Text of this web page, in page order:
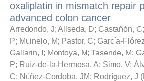
oxaliplatin in mismatch repair
advanced colon cancer
Arredondo, J; Aliseda, D; Castañón, C;
P; Muinelo, M; Pastor, C; García-
Gallarin, I ; Montoya, M; Tasende, M;
P; Ruiz-de-la-Hermosa, A; Simo, V;
C; Núñez-Cordoba, JM; Rodríguez, J (